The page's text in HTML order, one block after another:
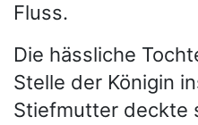
Fluss.
Die hässliche
Stelle der Königin
Stiefmutter deckte